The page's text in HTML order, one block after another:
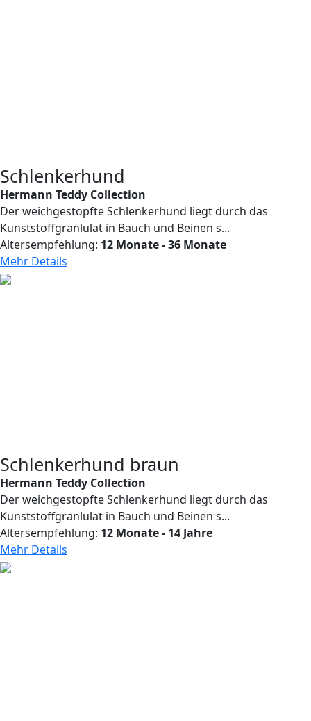
Schlenkerhund
Hermann Teddy Collection
Der weichgestopfte Schlenkerhund liegt durch das
Kunststoffgranlulat in Bauch und Beinen s...
Altersempfehlung: 12 Monate - 36 Monate
Mehr Details
Schlenkerhund braun
Hermann Teddy Collection
Der weichgestopfte Schlenkerhund liegt durch das
Kunststoffgranlulat in Bauch und Beinen s...
Altersempfehlung: 12 Monate - 14 Jahre
Mehr Details